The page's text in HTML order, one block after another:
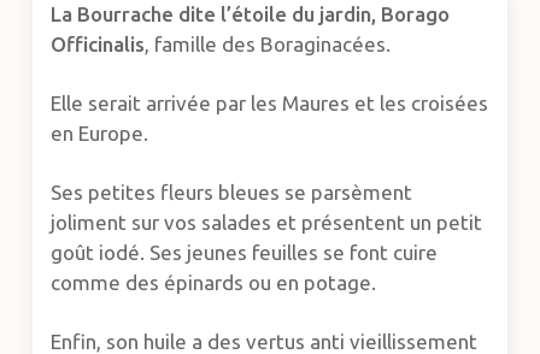
La Bourrache dite l’étoile du jardin, Borago
Officinalis, famille des Boraginacées.
Elle serait arrivée par les Maures et les croisées
en Europe.
Ses petites fleurs bleues se parsèment
joliment sur vos salades et présentent un petit
goût iodé. Ses jeunes feuilles se font cuire
comme des épinards ou en potage.
Enfin, son huile a des vertus anti vieillissement